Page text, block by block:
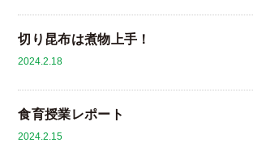
切り昆布は煮物上手！
2024.2.18
食育授業レポート
2024.2.15